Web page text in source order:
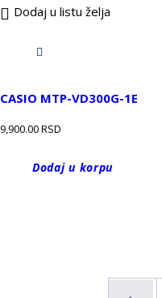
Dodaj u listu želja
CASIO MTP-VD300G-1E
9,900.00RSD
Dodaj u korpu